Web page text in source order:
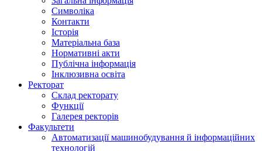
Символіка
Контакти
Історія
Матеріальна база
Нормативні акти
Публічна інформація
Інклюзивна освіта
Ректорат
Склад ректорату
Функції
Галерея ректорів
Факультети
Автоматизації машинобудування й інформаційних
технологій